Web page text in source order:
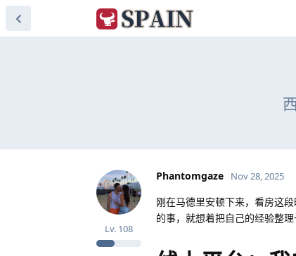
Phantomgaze
Lv. 108
Nov 28, 2025
刚在马德里安顿下来，看房这
的事，就想着把自己的经验整